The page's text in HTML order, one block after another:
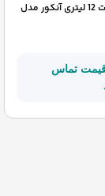
پمپ باد سایلنت 12 لیتری آنکور مدل
تماس